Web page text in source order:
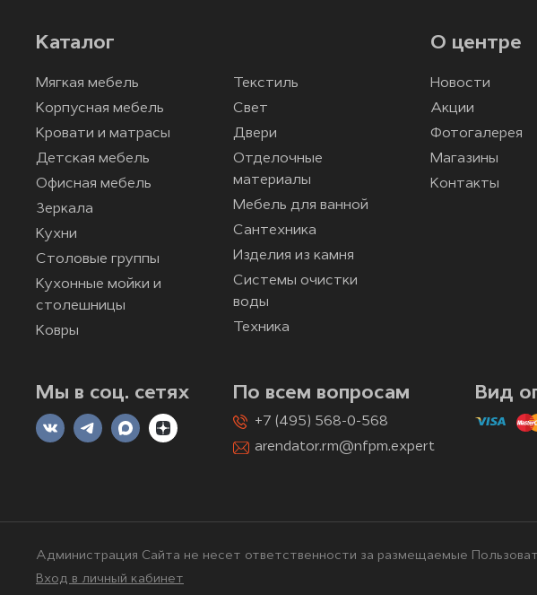
Каталог
Мягкая мебель
Корпусная мебель
Кровати и матрасы
Детская мебель
Офисная мебель
Зеркала
Кухни
Столовые группы
Кухонные мойки и
столешницы
Ковры
Текстиль
Свет
Двери
Отделочные
материалы
Мебель для ванной
Сантехника
Изделия из камня
Системы очистки
воды
Техника
О центре
Новости
Акции
Фотогалерея
Магазины
Контакты
Мы в соц. сетях По всем вопросам
+7 (495) 568-0-568
arendator.rm@nfpm.expert
Вид
Администрация Сайта не несет ответственности за размещаемые
Вход в личный кабинет